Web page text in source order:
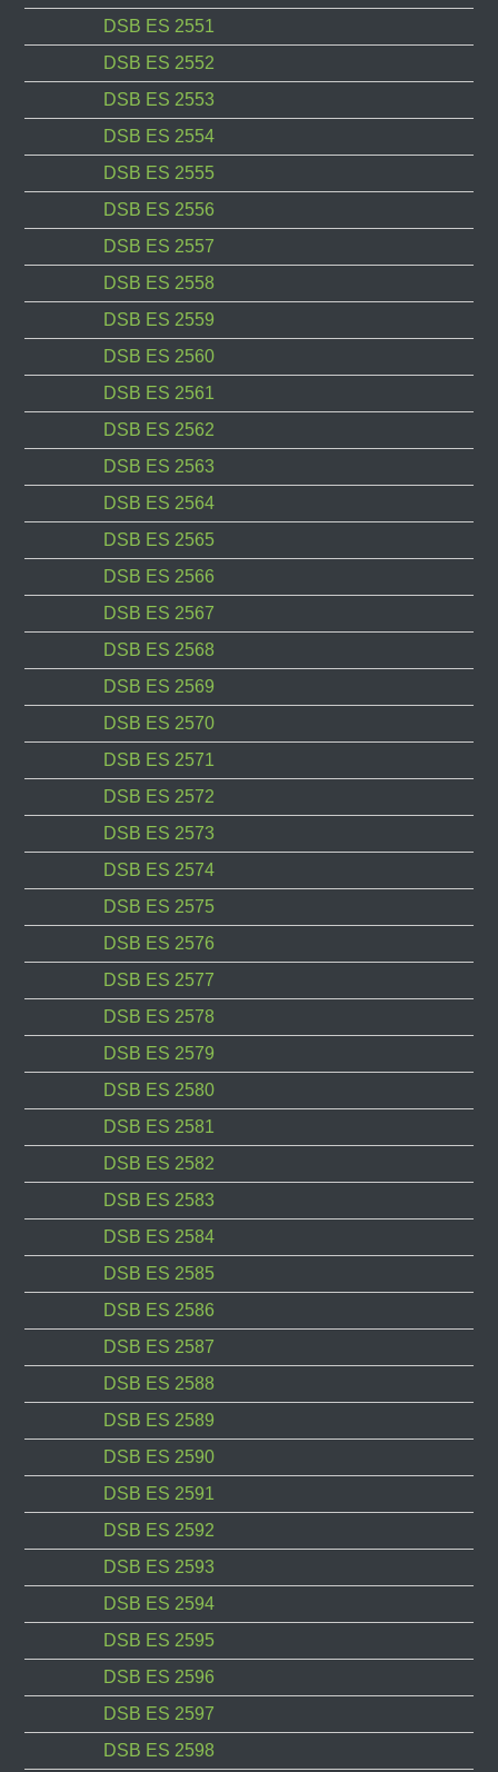
DSB ES 2551
DSB ES 2552
DSB ES 2553
DSB ES 2554
DSB ES 2555
DSB ES 2556
DSB ES 2557
DSB ES 2558
DSB ES 2559
DSB ES 2560
DSB ES 2561
DSB ES 2562
DSB ES 2563
DSB ES 2564
DSB ES 2565
DSB ES 2566
DSB ES 2567
DSB ES 2568
DSB ES 2569
DSB ES 2570
DSB ES 2571
DSB ES 2572
DSB ES 2573
DSB ES 2574
DSB ES 2575
DSB ES 2576
DSB ES 2577
DSB ES 2578
DSB ES 2579
DSB ES 2580
DSB ES 2581
DSB ES 2582
DSB ES 2583
DSB ES 2584
DSB ES 2585
DSB ES 2586
DSB ES 2587
DSB ES 2588
DSB ES 2589
DSB ES 2590
DSB ES 2591
DSB ES 2592
DSB ES 2593
DSB ES 2594
DSB ES 2595
DSB ES 2596
DSB ES 2597
DSB ES 2598